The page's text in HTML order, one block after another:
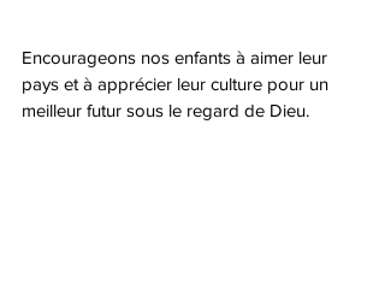
Encourageons nos enfants à aimer leur
pays et à apprécier leur culture pour un
meilleur futur sous le regard de Dieu.